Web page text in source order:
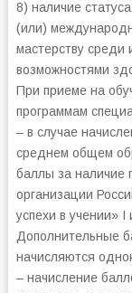
8) наличие
(или)
мастерству среди
возможностями
При приеме на
программам
– в случае
среднем общем
баллы за наличие
организации
успехи в учении»
Дополнительные
начисляются
– начисление